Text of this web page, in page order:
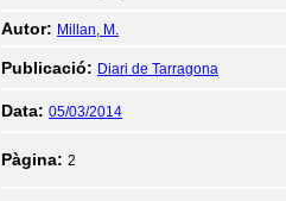
Autor: Millan, M.
Publicació: Diari de Tarragona
Data: 05/03/2014
Pàgina: 2